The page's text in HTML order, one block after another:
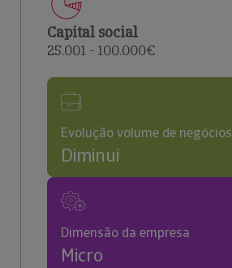
Capital social
25.001 - 100.000€
Evolução volume de negócios
Diminui
Dimensão da empresa
Micro